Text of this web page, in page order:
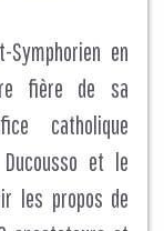
Symphorien en
fière de sa
catholique
et le
les propos de